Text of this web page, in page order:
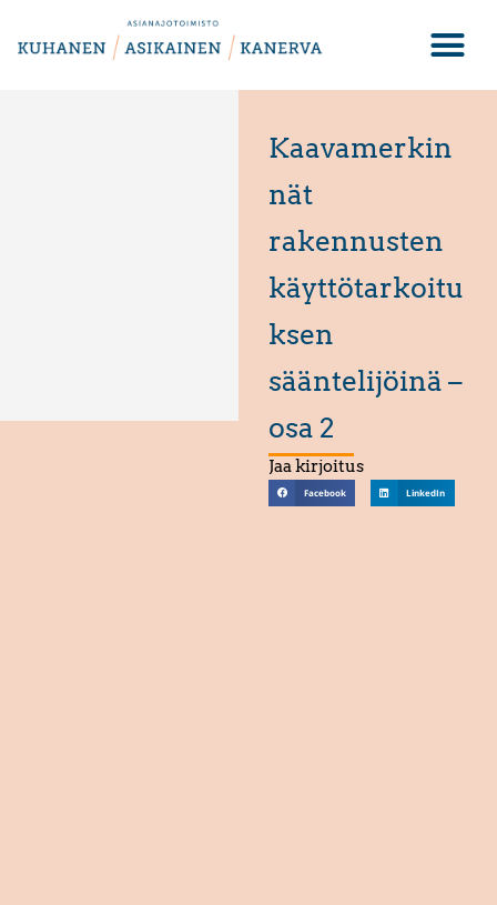
Kaavamerkin
nät
rakennusten
käyttötarkoitu
ksen
sääntelijöinä –
osa 2
Jaa kirjoitus
Facebook LinkedIn